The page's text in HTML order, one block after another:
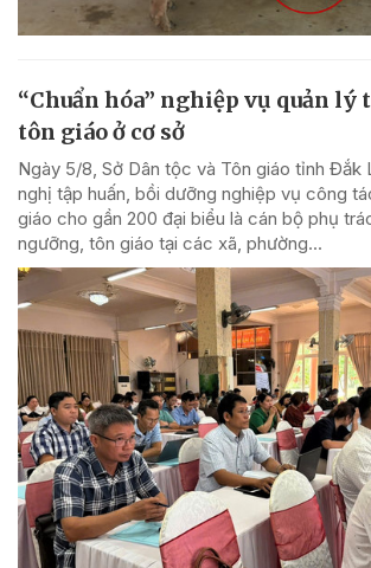
“Chuẩn hóa” nghiệp vụ quản lý
tôn giáo ở cơ sở
Ngày 5/8, Sở Dân tộc và Tôn giáo tỉnh Đắk
nghị tập huấn, bồi dưỡng nghiệp vụ công
giáo cho gần 200 đại biểu là cán bộ phụ
ngưỡng, tôn giáo tại các xã, phường...